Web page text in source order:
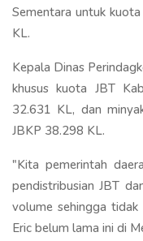
Sementara untuk
KL.
Kepala Dinas
khusus kuota JBT
32.631 KL, dan
JBKP 38.298 KL.
"Kita pemerintah
pendistribusian JBT
volume sehingga
Eric belum lama ini di